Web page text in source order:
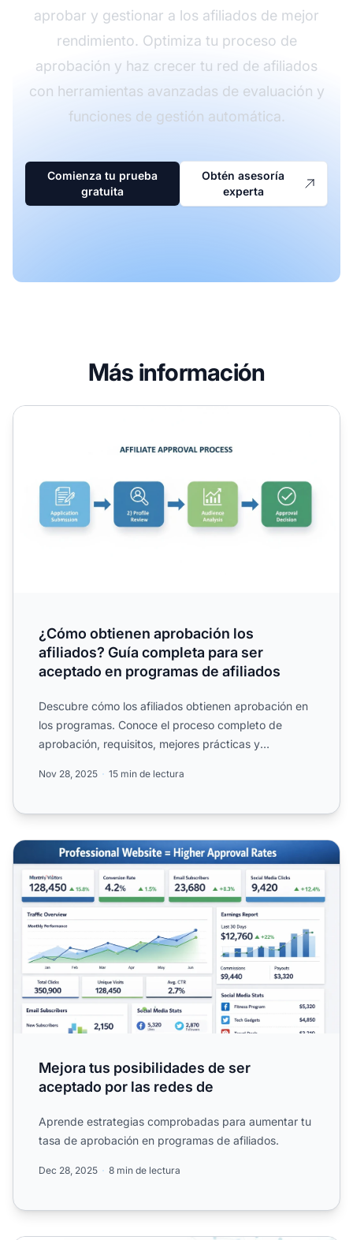
aprobar y gestionar a los afiliados de mejor
rendimiento. Optimiza tu proceso de
aprobación y haz crecer tu red de afiliados
con herramientas avanzadas de evaluación y
funciones de gestión automática.
Comienza tu prueba
gratuita
Obtén asesoría
experta
Más información
¿Cómo obtienen aprobación los afiliados? Guía
¿Cómo obtienen aprobación los
afiliados? Guía completa para ser
aceptado en programas de afiliados
Descubre cómo los afiliados obtienen aprobación en
los programas. Conoce el proceso completo de
aprobación, requisitos, mejores prácticas y
Nov 28, 2025 15 min de lectura
Mejora tus posibilidades de ser aceptado por las redes de
Mejora tus posibilidades de ser
aceptado por las redes de
Aprende estrategias comprobadas para aumentar tu
tasa de aprobación en programas de afiliados.
Dec 28, 2025 8 min de lectura